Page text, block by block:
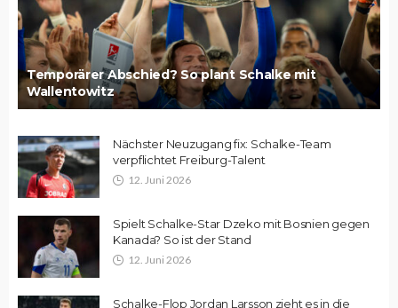
Temporärer Abschied? So plant Schalke mit
Wallentowitz
Nächster Neuzugang fix: Schalke-Team
verpflichtet Freiburg-Talent
12. Juni 2026
Spielt Schalke-Star Dzeko mit Bosnien gegen
Kanada? So ist der Stand
12. Juni 2026
Schalke-Flop Jordan Larsson zieht es in die